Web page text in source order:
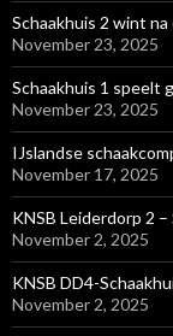
Schaakhuis 2 wint
November 23, 2025
Schaakhuis 1 speelt
November 23, 2025
IJslandse
November 17, 2025
KNSB Leiderdorp 2 –
November 2, 2025
KNSB DD4-
November 2, 2025